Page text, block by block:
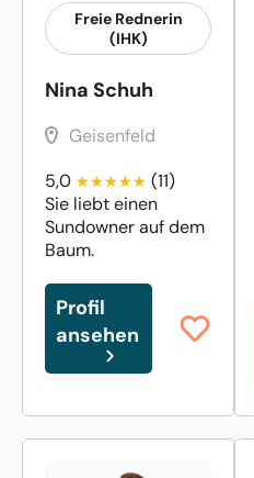
Freie Rednerin
(IHK)
Nina Schuh
Geisenfeld
5,0
(11)
Sie liebt einen
Sundowner auf dem
Baum.
Profil
ansehen